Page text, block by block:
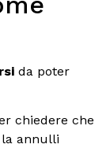
da poter
chiedere che
annulli